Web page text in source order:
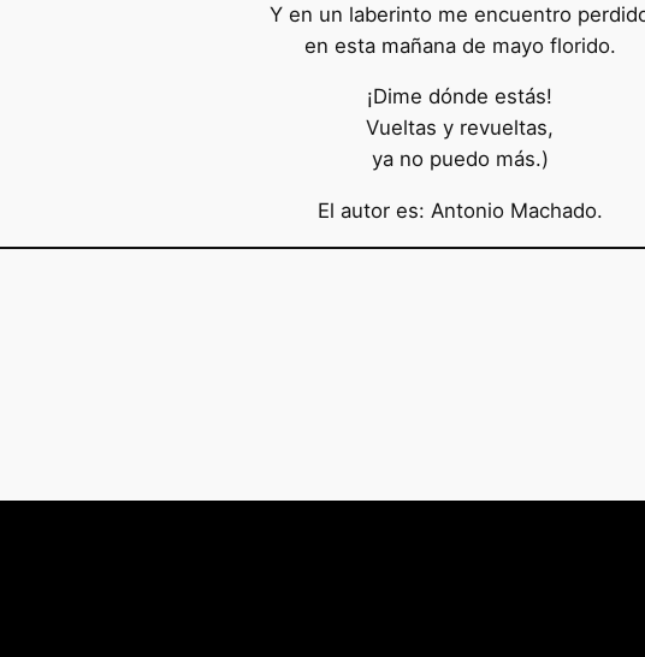
Y en un laberinto me encuentro
en esta mañana de mayo florido.
¡Dime dónde estás!
Vueltas y revueltas,
ya no puedo más.)
El autor es: Antonio Machado.